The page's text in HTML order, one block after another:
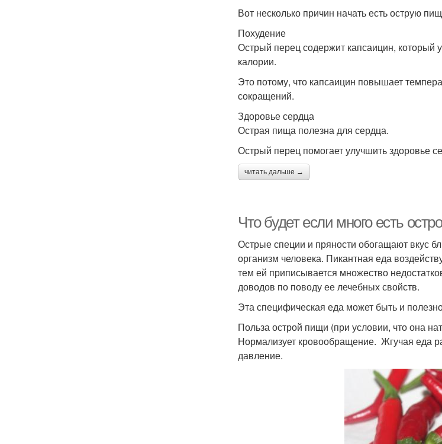
Вот несколько причин начать есть острую
Похудение
Острый перец содержит капсаицин, который
калории.
Это потому, что капсаицин повышает
сокращений.
Здоровье сердца
Острая пища полезна для сердца.
Острый перец помогает улучшить здоровье
читать дальше →
Что будет если много есть
Острые специи и пряности обогащают вкус
организм человека. Пикантная еда
тем ей приписывается множество
доводов по поводу ее лечебных свойств.
Эта специфическая еда может быть и
Польза острой пищи (при условии, что она
Нормализует кровообращение. Жгучая еда
давление.